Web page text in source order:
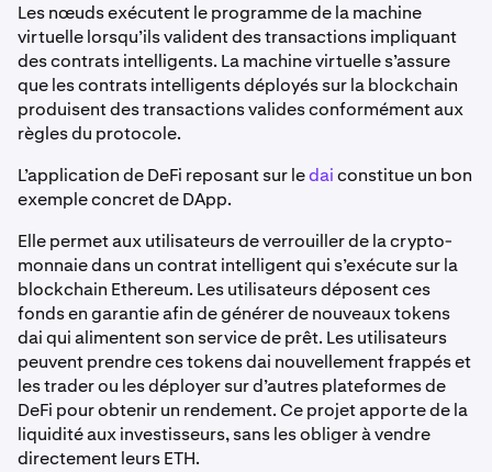
Les nœuds exécutent le programme de la machine
virtuelle lorsqu’ils valident des transactions impliquant
des contrats intelligents. La machine virtuelle s’assure
que les contrats intelligents déployés sur la blockchain
produisent des transactions valides conformément aux
règles du protocole.
L’application de DeFi reposant sur ledaiconstitue un bon
exemple concret de DApp.
Elle permet aux utilisateurs de verrouiller de la crypto-
monnaie dans un contrat intelligent qui s’exécute sur la
blockchain Ethereum. Les utilisateurs déposent ces
fonds en garantie afin de générer de nouveaux tokens
dai qui alimentent son service de prêt. Les utilisateurs
peuvent prendre ces tokens dai nouvellement frappés et
les trader ou les déployer sur d’autres plateformes de
DeFi pour obtenir un rendement. Ce projet apporte de la
liquidité aux investisseurs, sans les obliger à vendre
directement leurs ETH.